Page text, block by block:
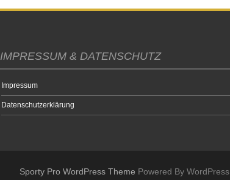
IMPRESSUM & DATENSCHUTZ
Impressum
Datenschutzerklärung
Sporty Pro WordPress Theme Powered By WordPress